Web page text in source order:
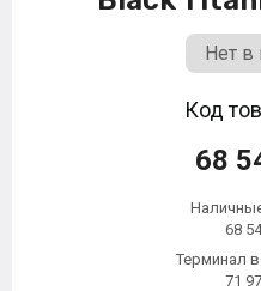
Нет в
Код
68
68
Терминал
71